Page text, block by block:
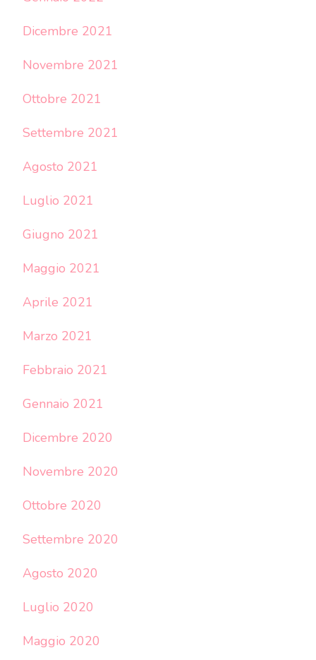
Dicembre 2021
Novembre 2021
Ottobre 2021
Settembre 2021
Agosto 2021
Luglio 2021
Giugno 2021
Maggio 2021
Aprile 2021
Marzo 2021
Febbraio 2021
Gennaio 2021
Dicembre 2020
Novembre 2020
Ottobre 2020
Settembre 2020
Agosto 2020
Luglio 2020
Maggio 2020